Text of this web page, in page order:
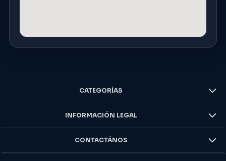
CATEGORÍAS
INFORMACIÓN LEGAL
CONTACTÁNOS